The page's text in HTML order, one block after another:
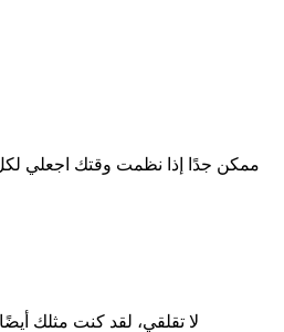
ممكن جدًا إذا نظمت وقتك اجعلي
لا تقلقي، لقد كنت مثلك